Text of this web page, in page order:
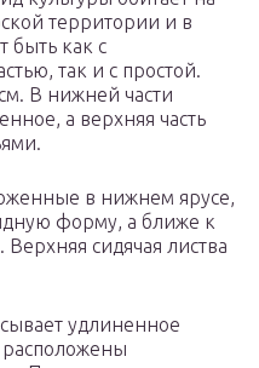
территории и в
быть как с
так и с простой.
В нижней части
а верхняя часть
в нижнем ярусе,
форму, а ближе к
сидячая листва
удлиненное
расположены